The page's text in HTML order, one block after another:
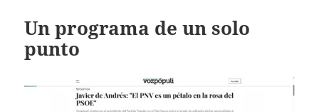
Un programa de un solo
punto